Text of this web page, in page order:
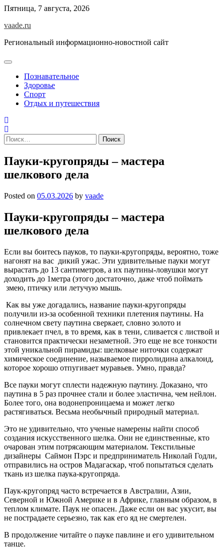
Skip
content
Пятница, 7 августа, 2026
vaade.ru
Региональный информационно-новостной сайт
Познавательное
Здоровье
Спорт
Отдых и путешествия
Найти:
Пауки-кругопряды – мастера
шелкового дела
Posted on 05.03.2026 by vaade
Пауки-кругопряды – мастера
шелкового дела
Если вы боитесь пауков, то пауки-кругопряды, вероятно, тоже
нагонят на вас дикий ужас. Эти удивительные пауки могут
вырастать до 13 сантиметров, а их паутины-ловушки могут
доходить до 1метра (этого достаточно, даже чтоб поймать
змею, птичку или летучую мышь.
Как вы уже догадались, название пауки-кругопряды
получили из-за особенной техники плетения паутины. На
солнечном свету паутина сверкает, словно золото и
привлекает пчел, в то время, как в тени, сливается с листвой и
становится практически незаметной. Это еще не все тонкости
этой уникальной пирамиды: шелковые ниточки содержат
химическое соединение, называемое пирролидина алкалоид,
которое хорошо отпугивает муравьев. Умно, правда?
Все пауки могут сплести надежную паутину. Доказано, что
паутина в 5 раз прочнее стали и более эластична, чем нейлон.
Более того, она водонепроницаема и может легко
растягиваться. Весьма необычный природный материал.
Это не удивительно, что ученые намерены найти способ
создания искусственного шелка. Они не единственные, кто
очарован этим потрясающим материалом. Текстильные
дизайнеры Саймон Пэрс и предприниматель Николай Годли,
отправились на остров Мадагаскар, чтоб попытаться сделать
ткань из шелка паука-кругопряда.
Паук-кругопряд часто встречается в Австралии, Азии,
Северной и Южной Америке и в Африке, главным образом, в
теплом климате. Паук не опасен. Даже если он вас укусит, вы
не пострадаете серьезно, так как его яд не смертелен.
В продолжение читайте о пауке павлине и его удивительном
танце.